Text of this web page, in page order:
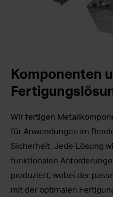
Komponenten
Wir fertigen
für Anwendungen im
Sicherheit. Jede Lösung
funktionalen
produziert, wobei der
mit der optimalen